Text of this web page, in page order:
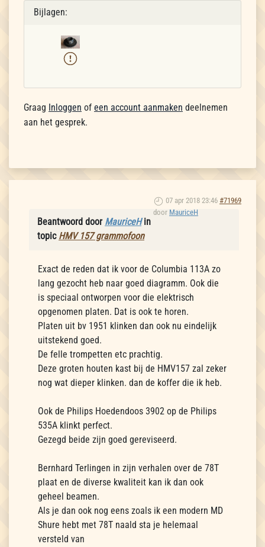
Bijlagen:
Graag Inloggen of een account aanmaken deelnemen
aan het gesprek.
07 apr 2018 23:46 #71969
door MauriceH
Beantwoord door MauriceHin
topic HMV 157 grammofoon
Exact de reden dat ik voor de Columbia 113A zo
lang gezocht heb naar goed diagramm. Ook die
is speciaal ontworpen voor die elektrisch
opgenomen platen. Dat is ook te horen.
Platen uit bv 1951 klinken dan ook nu eindelijk
uitstekend goed.
De felle trompetten etc prachtig.
Deze groten houten kast bij de HMV157 zal zeker
nog wat dieper klinken. dan de koffer die ik heb.
Ook de Philips Hoedendoos 3902 op de Philips
535A klinkt perfect.
Gezegd beide zijn goed gereviseerd.
Bernhard Terlingen in zijn verhalen over de 78T
plaat en de diverse kwaliteit kan ik dan ook
geheel beamen.
Als je dan ook nog eens zoals ik een modern MD
Shure hebt met 78T naald sta je helemaal
versteld van